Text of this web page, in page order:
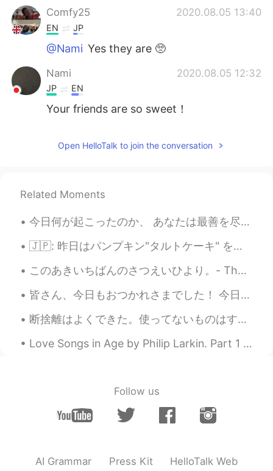
Comfy25 2020.08.05 13:40
EN JP
@Nami Yes they are 🥺
Nami 2020.08.05 12:32
JP EN
Your friends are so sweet！
Open HelloTalk to join the conversation
Related Moments
今日何が起こったのか、 あなたは最善を尽くしました。👏🏻🙇🏻‍♀️ あなたは一日を通してそれを成し遂げました。 深呼吸する、 肩をリラックスさせて、手放します。🍃❤️ Whatever hap...
🇯🇵: 昨日はパンプキン"タルトケーキ" を手作りました！自分のレシピです！ 最近は同僚から新しいノートをもらったの中に新しいレシピを書きのが決めた！このレシピはめっちゃ楽しかったです！ 沢山の...
このあきいちばんのさつえいひより。- The best day for photography this fall. ☀️ It was a most beautiful Sunday wit...
皆さん、今日もおつかれさまでした！ 今日は生徒たちが教室のホワイトボードに「我々は宿題いらん！」っていっぱい書いた(笑) 小学生なのに完璧な英語を書いてくれたから教師として嬉しいけどいらないこ...
断捨離はよくできた。使ってないものはすべて寄付したり捨てたりした。僕の心も部屋の感じもが軽くなってきた。 I've finally finished my decluttering. All ...
Love Songs in Age by Philip Larkin. Part 1 of 2. She kept her songs, they took so little space...
Follow us
AI Grammar Press Kit HelloTalk Web